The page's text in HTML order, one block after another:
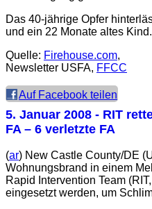
Das 40-jährige Opfer
und ein 22 Monate altes Kind.
Quelle: Firehouse.com,
Newsletter USFA, FFCC
Auf Facebook teilen
5. Januar 2008 - RIT
FA – 6 verletzte FA
(ar) New Castle County/DE
Wohnungsbrand in einem
Rapid Intervention Team (RIT
eingesetzt werden, um